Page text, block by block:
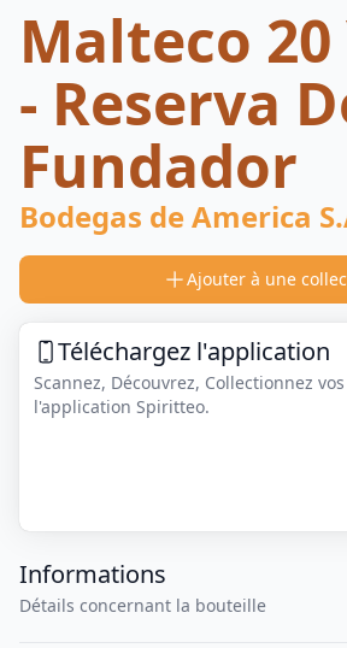
Malteco 20
- Reserva
Fundador
Bodegas de America
Ajouter à une
Téléchargez l'application
Scannez, Découvrez, Collectionnez
l'application Spiritteo.
Informations
Détails concernant la bouteille